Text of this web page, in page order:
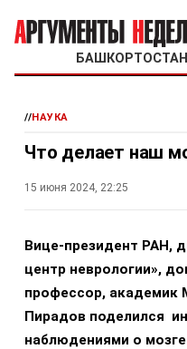
БАШКОРТОСТАН
//НАУКА
Что делает наш
15 июня 2024, 22:25
Вице-президент РАН,
центр неврологии»,
профессор, академик
Пирадов поделился
наблюдениями о